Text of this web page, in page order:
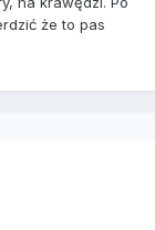
że to pas